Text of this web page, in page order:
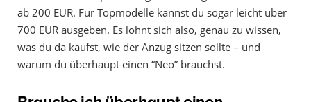
ab 200 EUR. Für Topmodelle kannst du sogar leicht über
700 EUR ausgeben. Es lohnt sich also, genau zu wissen,
was du da kaufst, wie der Anzug sitzen sollte – und
warum du überhaupt einen “Neo” brauchst.